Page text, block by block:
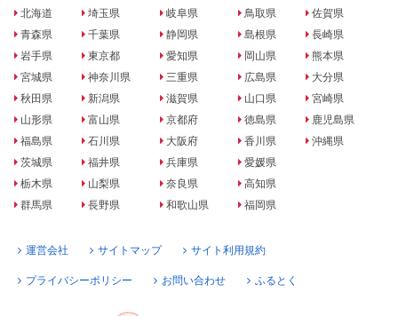
北海道
青森県
岩手県
宮城県
秋田県
山形県
福島県
茨城県
栃木県
群馬県
埼玉県
千葉県
東京都
神奈川県
新潟県
富山県
石川県
福井県
山梨県
長野県
岐阜県
静岡県
愛知県
三重県
滋賀県
京都府
大阪府
兵庫県
奈良県
和歌山県
鳥取県
島根県
岡山県
広島県
山口県
徳島県
香川県
愛媛県
高知県
福岡県
佐賀県
長崎県
熊本県
大分県
宮崎県
鹿児島県
沖縄県
運営会社 サイトマップ サイト利用規約
プライバシーポリシー お問い合わせ ふるとく